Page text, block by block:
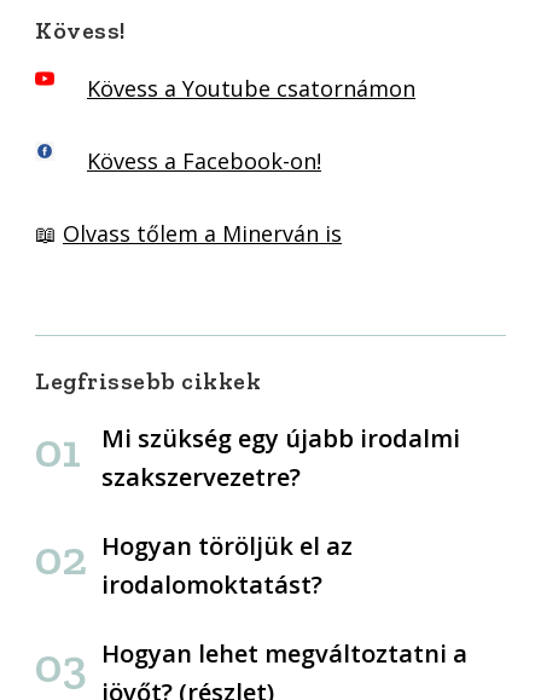
Kövess!
Kövess a Youtube csatornámon
Kövess a Facebook-on!
📖 Olvass tőlem a Minerván is
Legfrissebb cikkek
Mi szükség egy újabb irodalmi
szakszervezetre?
Hogyan töröljük el az
irodalomoktatást?
Hogyan lehet megváltoztatni a
jövőt? (részlet)